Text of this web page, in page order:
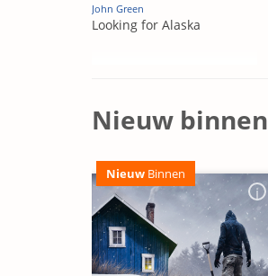
John Green
Looking for Alaska
Nieuw binnen
Nieuw Binnen